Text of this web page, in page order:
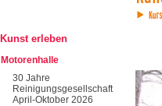
Kunst erleben
Motorenhalle
30 Jahre
Reinigungsgesellschaft
April-Oktober 2026